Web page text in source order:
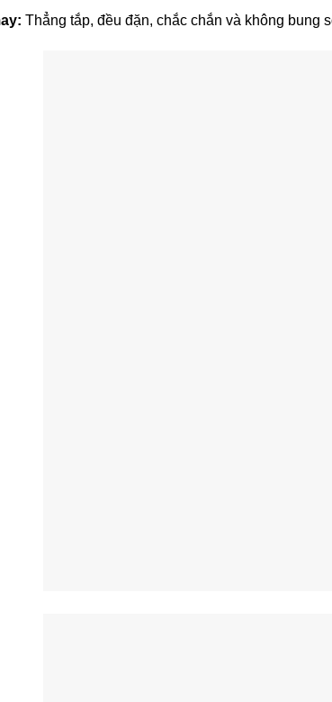
Thẳng tắp, đều đặn, chắc chắn và không bung